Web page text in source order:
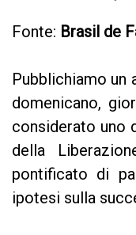
Fonte: Brasil de
Pubblichiamo
domenicano,
considerato uno
della
pontificato di
ipotesi sulla